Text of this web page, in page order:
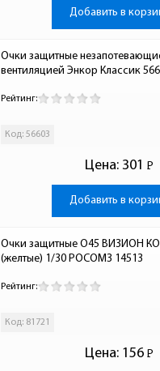
Добавить в
Очки защитные
вентиляцией Энкор Классик
Рейтинг:
Код: 56603
Цена: 301 Р
-
Добавить в
Очки защитные О45 ВИЗИОН
(желтые) 1/30 РОСОМЗ 14513
Рейтинг:
Код: 81721
Цена: 156 Р
-